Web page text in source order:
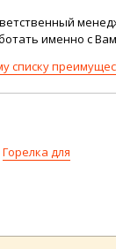
именно с
списку
Горелка для